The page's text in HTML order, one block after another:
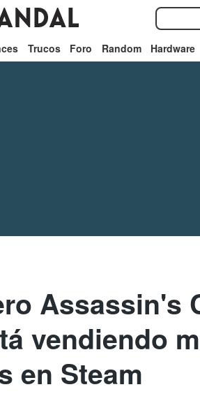
Trucos Foro Random Hardware
Assassin's
vendiendo
en Steam